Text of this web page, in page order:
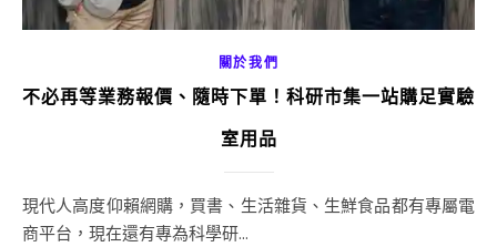
關於我們
不必再等業務報價、隨時下單！科研市集一站購足實驗
室用品
現代人高度仰賴網購，買書、生活雜貨、生鮮食品都有專屬電
商平台，現在還有專為科學研...